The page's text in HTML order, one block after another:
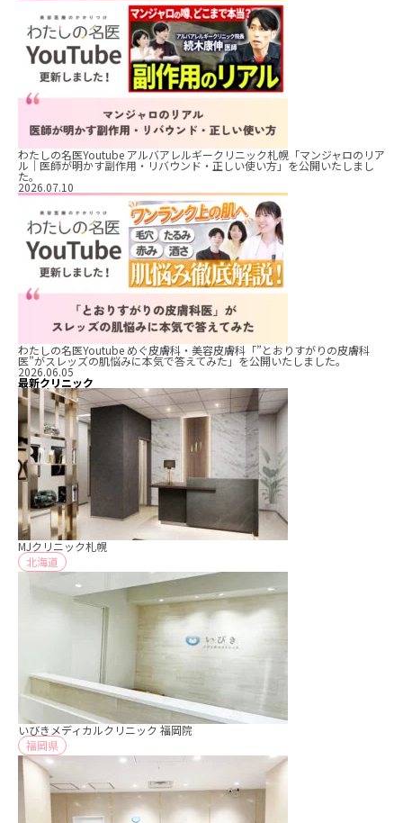
わたしの名医Youtube アルバアレルギークリニック札幌「マンジャロのリア
ル｜医師が明かす副作用・リバウンド・正しい使い方」を公開いたしまし
た。
2026.07.10
わたしの名医Youtube めぐ皮膚科・美容皮膚科「”とおりすがりの皮膚科
医”がスレッズの肌悩みに本気で答えてみた」を公開いたしました。
2026.06.05
最新クリニック
MJクリニック札幌
北海道
いびきメディカルクリニック 福岡院
福岡県